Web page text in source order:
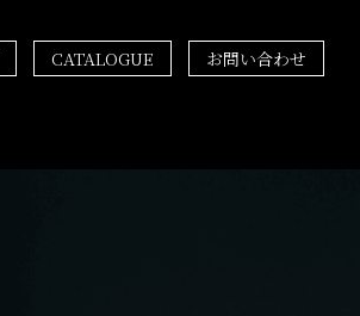
CATALOGUE お問い合わせ